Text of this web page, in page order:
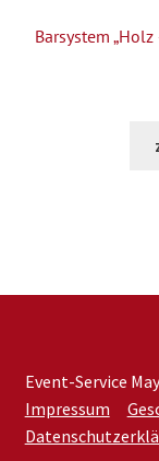
Barsystem
Event-Service
Impressum